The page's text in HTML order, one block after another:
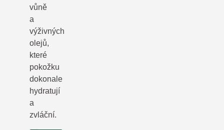
vůně
a
výživných
olejů,
které
pokožku
dokonale
hydratují
a
zvláční.